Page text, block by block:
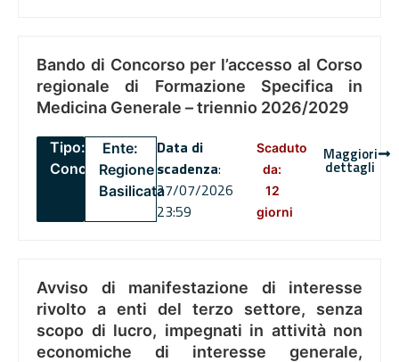
Bando di Concorso per l’accesso al Corso
regionale di Formazione Specifica in
Medicina Generale – triennio 2026/2029
Tipo:
Concorsi
Ente:
Regione
Basilicata
Data di
scadenza:
27/07/2026
23:59
Scaduto
da:
12
giorni
Maggiori
dettagli
Avviso di manifestazione di interesse
rivolto a enti del terzo settore, senza
scopo di lucro, impegnati in attività non
economiche di interesse generale,